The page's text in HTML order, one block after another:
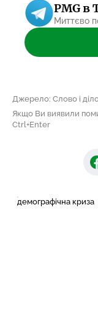
PMG в
Миттєво
Джерело: Слово і
Якщо Ви виявили
Ctrl+Enter
демографічна криза